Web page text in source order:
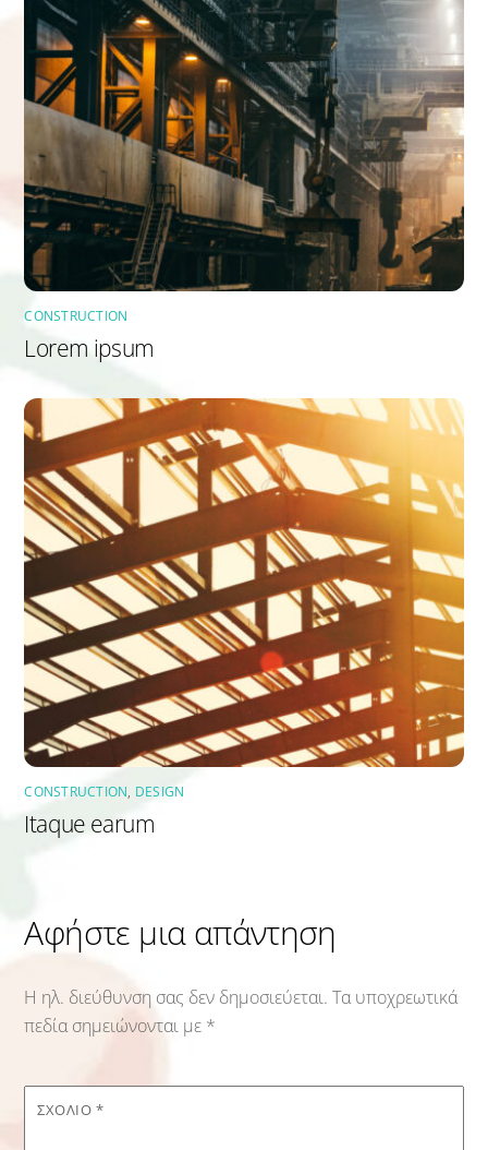
CONSTRUCTION
Lorem ipsum
CONSTRUCTION, DESIGN
Itaque earum
Αφήστε μια απάντηση
Η ηλ. διεύθυνση σας δεν δημοσιεύεται. Τα υποχρεωτικά
πεδία σημειώνονται με *
ΣΧΌΛΙΟ *